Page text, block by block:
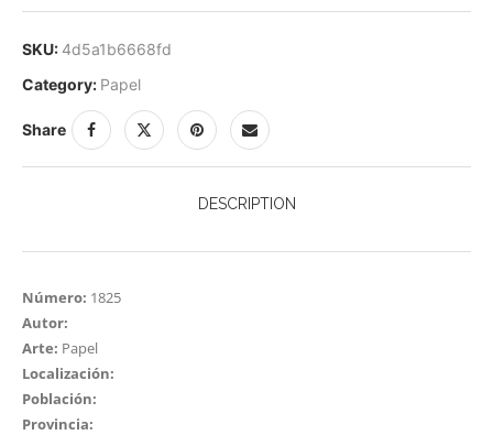
SKU: 4d5a1b6668fd
Category: Papel
Share
DESCRIPTION
Número: 1825
Autor:
Arte: Papel
Localización:
Población:
Provincia: